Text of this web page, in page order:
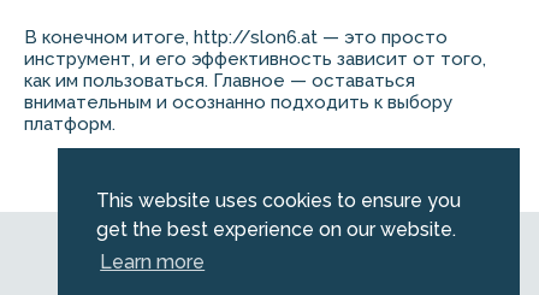
В конечном итоге, http://slon6.at — это просто
инструмент, и его эффективность зависит от того,
как им пользоваться. Главное — оставаться
внимательным и осознанно подходить к выбору
платформ.
© 2026 Emerald. All Rights Reserved.
This website uses cookies to ensure you
get the best experience on our website.
Learn more